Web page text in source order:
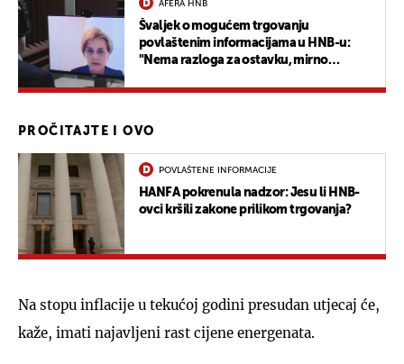
AFERA HNB
Švaljek o mogućem trgovanju
povlaštenim informacijama u HNB-u:
"Nema razloga za ostavku, mirno
PROČITAJTE I OVO
POVLAŠTENE INFORMACIJE
HANFA pokrenula nadzor: Jesu li HNB-
ovci kršili zakone prilikom trgovanja?
Na stopu inflacije u tekućoj godini presudan utjecaj će,
kaže, imati najavljeni rast cijene energenata.